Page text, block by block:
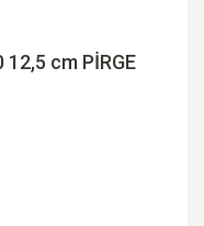
12,5 cm PİRGE